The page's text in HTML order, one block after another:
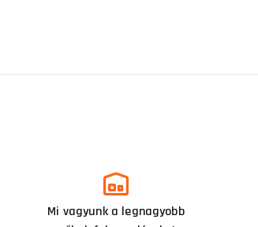
Mi vagyunk a legnagyobb